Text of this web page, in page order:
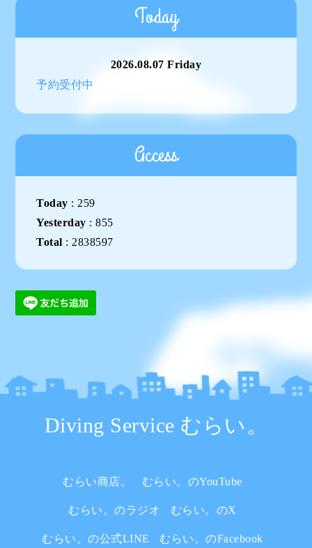
Today
2026.08.07 Friday
予約受付中
Access
Today : 259
Yesterday :855
Total : 2838597
Diving Service むらい。
むらい商店。 むらい。のYouTube
むらい。のラジオ むらい。のX
むらい。の公式LINE むらい。のFacebook